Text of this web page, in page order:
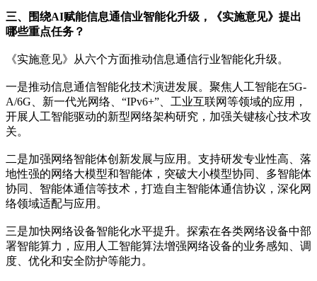
三、围绕AI赋能信息通信业智能化升级，《实施意见》提出
哪些重点任务？
《实施意见》从六个方面推动信息通信行业智能化升级。
一是推动信息通信智能化技术演进发展。聚焦人工智能在5G-
A/6G、新一代光网络、“IPv6+”、工业互联网等领域的应用，
开展人工智能驱动的新型网络架构研究，加强关键核心技术攻
关。
二是加强网络智能体创新发展与应用。支持研发专业性高、落
地性强的网络大模型和智能体，突破大小模型协同、多智能体
协同、智能体通信等技术，打造自主智能体通信协议，深化网
络领域适配与应用。
三是加快网络设备智能化水平提升。探索在各类网络设备中部
署智能算力，应用人工智能算法增强网络设备的业务感知、调
度、优化和安全防护等能力。